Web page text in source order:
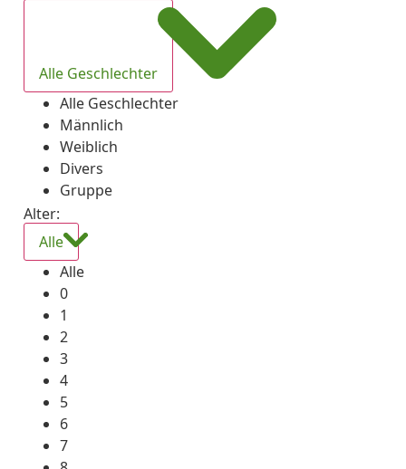
Alle Geschlechter
Alle Geschlechter
Männlich
Weiblich
Divers
Gruppe
Alter:
Alle
Alle
0
1
2
3
4
5
6
7